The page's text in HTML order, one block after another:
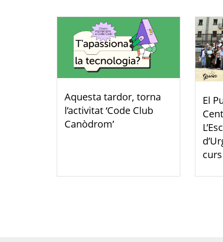
Aquesta tardor, torna
l’activitat ‘Code Club
Canòdrom’
El